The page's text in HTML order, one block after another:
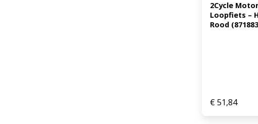
2Cycle Motor
Loopfiets –
Rood
€51,84